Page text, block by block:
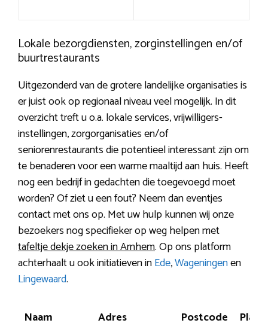
Lokale bezorgdiensten, zorginstellingen en/of
buurtrestaurants
Uitgezonderd van de grotere landelijke organisaties is
er juist ook op regionaal niveau veel mogelijk. In dit
overzicht treft u o.a. lokale services, vrijwilligers-
instellingen, zorgorganisaties en/of
seniorenrestaurants die potentieel interessant zijn om
te benaderen voor een warme maaltijd aan huis. Heeft
nog een bedrijf in gedachten die toegevoegd moet
worden? Of ziet u een fout? Neem dan eventjes
contact met ons op. Met uw hulp kunnen wij onze
bezoekers nog specifieker op weg helpen met
tafeltje dekje zoeken in Arnhem. Op ons platform
achterhaalt u ook initiatieven inEde,Wageningenen
Lingewaard.
Naam Adres Postcode